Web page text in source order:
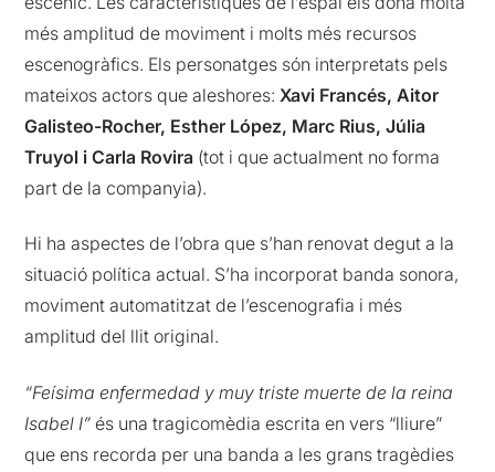
més amplitud de moviment i molts més recursos
escenogràfics. Els personatges són interpretats pels
mateixos actors que aleshores: Xavi Francés, Aitor
Galisteo-Rocher, Esther López, Marc Rius, Júlia
Truyol i Carla Rovira (tot i que actualment no forma
part de la companyia).
Hi ha aspectes de l’obra que s’han renovat degut a la
situació política actual. S’ha incorporat banda sonora,
moviment automatitzat de l’escenografia i més
amplitud del llit original.
“Feísima enfermedad y muy triste muerte de la reina
Isabel I” és una tragicomèdia escrita en vers “lliure”
que ens recorda per una banda a les grans tragèdies